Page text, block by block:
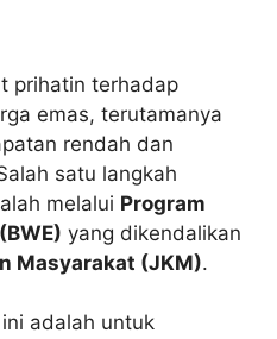
prihatin terhadap
emas, terutamanya
rendah dan
satu langkah
melalui Program
yang dikendalikan
Masyarakat (JKM).
adalah untuk